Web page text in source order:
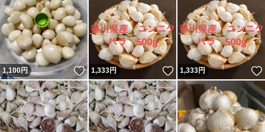
1,100円 いいね！
1,333円 いいね！
1,333円